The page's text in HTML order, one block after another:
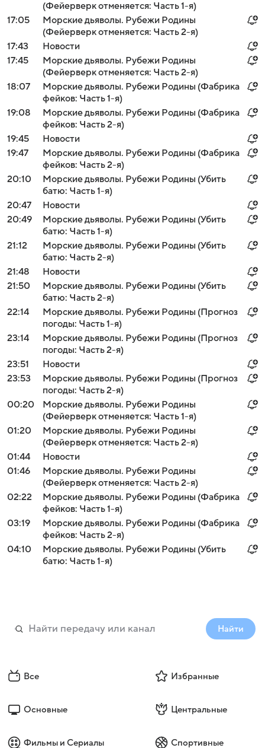
(Фейерверк отменяется: Часть 1-я)
17:05
Морские дьяволы. Рубежи Родины
(Фейерверк отменяется: Часть 2-я)
17:43
Новости
17:45
Морские дьяволы. Рубежи Родины
(Фейерверк отменяется: Часть 2-я)
18:07
Морские дьяволы. Рубежи Родины (Фабрика
фейков: Часть 1-я)
19:08
Морские дьяволы. Рубежи Родины (Фабрика
фейков: Часть 2-я)
19:45
Новости
19:47
Морские дьяволы. Рубежи Родины (Фабрика
фейков: Часть 2-я)
20:10
Морские дьяволы. Рубежи Родины (Убить
батю: Часть 1-я)
20:47
Новости
20:49
Морские дьяволы. Рубежи Родины (Убить
батю: Часть 1-я)
21:12
Морские дьяволы. Рубежи Родины (Убить
батю: Часть 2-я)
21:48
Новости
21:50
Морские дьяволы. Рубежи Родины (Убить
батю: Часть 2-я)
22:14
Морские дьяволы. Рубежи Родины (Прогноз
погоды: Часть 1-я)
23:14
Морские дьяволы. Рубежи Родины (Прогноз
погоды: Часть 2-я)
23:51
Новости
23:53
Морские дьяволы. Рубежи Родины (Прогноз
погоды: Часть 2-я)
00:20
Морские дьяволы. Рубежи Родины
(Фейерверк отменяется: Часть 1-я)
01:20
Морские дьяволы. Рубежи Родины
(Фейерверк отменяется: Часть 2-я)
01:44
Новости
01:46
Морские дьяволы. Рубежи Родины
(Фейерверк отменяется: Часть 2-я)
02:22
Морские дьяволы. Рубежи Родины (Фабрика
фейков: Часть 1-я)
03:19
Морские дьяволы. Рубежи Родины (Фабрика
фейков: Часть 2-я)
04:10
Морские дьяволы. Рубежи Родины (Убить
батю: Часть 1-я)
Найти
Все Избранные
Основные Центральные
Фильмы и Сериалы Спортивные